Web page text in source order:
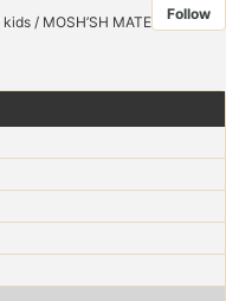
/ MOSH’SH MATE Follow